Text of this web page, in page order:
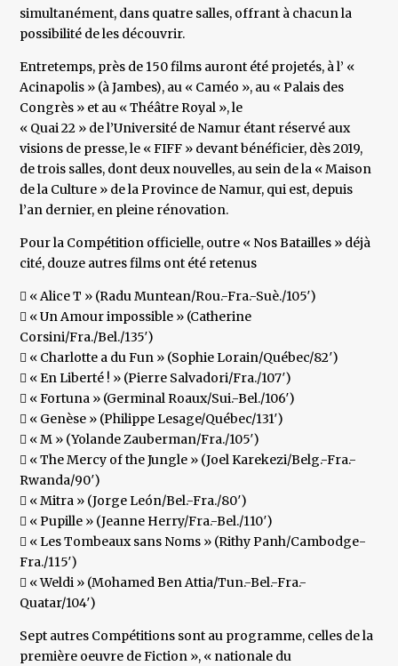
simultanément, dans quatre salles, offrant à chacun la
possibilité de les découvrir.
Entretemps, près de 150 films auront été projetés, à l’ «
Acinapolis » (à Jambes), au « Caméo », au « Palais des
Congrès » et au « Théâtre Royal », le
« Quai 22 » de l’Université de Namur étant réservé aux
visions de presse, le « FIFF » devant bénéficier, dès 2019,
de trois salles, dont deux nouvelles, au sein de la « Maison
de la Culture » de la Province de Namur, qui est, depuis
l’an dernier, en pleine rénovation.
Pour la Compétition officielle, outre « Nos Batailles » déjà
cité, douze autres films ont été retenus
 « Alice T » (Radu Muntean/Rou.-Fra.-Suè./105′)
 « Un Amour impossible » (Catherine
Corsini/Fra./Bel./135′)
 « Charlotte a du Fun » (Sophie Lorain/Québec/82′)
 « En Liberté ! » (Pierre Salvadori/Fra./107′)
 « Fortuna » (Germinal Roaux/Sui.-Bel./106′)
 « Genèse » (Philippe Lesage/Québec/131′)
 « M » (Yolande Zauberman/Fra./105′)
 « The Mercy of the Jungle » (Joel Karekezi/Belg.-Fra.-
Rwanda/90′)
 « Mitra » (Jorge León/Bel.-Fra./80′)
 « Pupille » (Jeanne Herry/Fra.-Bel./110′)
 « Les Tombeaux sans Noms » (Rithy Panh/Cambodge-
Fra./115′)
 « Weldi » (Mohamed Ben Attia/Tun.-Bel.-Fra.-
Quatar/104′)
Sept autres Compétitions sont au programme, celles de la
première oeuvre de Fiction », « nationale du